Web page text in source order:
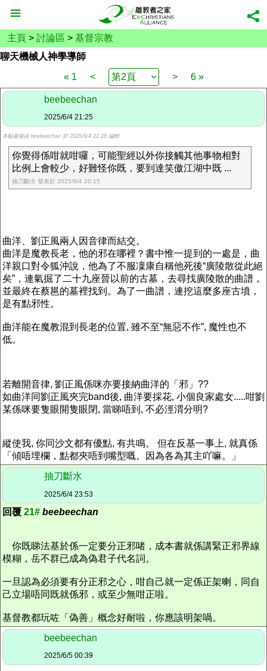
主頁 > 討論區 > 基督宗教
聊天機械人神學導師
« 1
< > 6 »
beebeechan
2025/6/4 21:25
本帖最後由 beebeechan 於 2025/6/4 21:28 編輯
你覺得係咁就咁囉，可能聖經以外你接觸其他事物相對
比例上會較少，好難怪你既，要到達笑傲江湖中既 ...
抽刀斷水 發表於 2025/6/4 20:15
曲洋、劉正風兩人因音律而結交。
曲洋是魔教長老，他的邪在哪裡？書中惟一提到的一處是，曲
洋親口對令狐沖說，他為了不服凜康自稱他死後“廣陵散從此絕
矣”，連氣掘了二十九座晉以前的古墓，去尋找廣陵散的曲譜，
並最終在蔡邕的墓裡找到。為了一曲譜，連挖這麼多座古墳，
是有點邪性。
曲洋能在魔教混到長老的位置, 雖不至“無惡不作”, 魔性也不
低。
若離開音律, 劉正風係咪亦要接納曲洋的「邪」??
如曲洋同劉正風夾完band後, 曲洋要採花, 小個良家處女.....咁劉
某係咪要隻眼開隻眼閉, 當睇唔到, 不必涇渭分明?
縱使我, 你同沙文都有優點, 有共鳴。 但在反基一事上, 就真係
「傾唔埋欄，點都夾唔到嘴型嘅。因為各為其主吖嘛。」
抽刀斷水
2025/6/4 23:53
回覆 21# beebeechan
你既睇法基於係一定要分正邪啫，成本書就係講緊正邪界線
模糊，岳不群已成為偽君子代名詞。
一旦認為必須要有分正邪之心，咁自己就一定係正架喇，同自
己立場唔同既就係邪，或至少無咁正啦。
基督教都玩咗「偽善」概念好耐啦，你應該明架喎。
beebeechan
2025/6/5 00:39